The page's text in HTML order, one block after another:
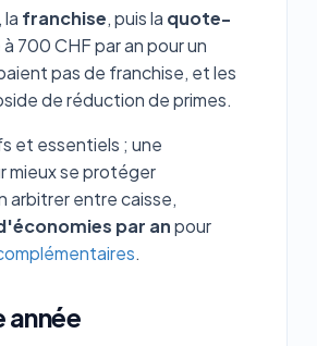
la franchise, puis la quote-
700 CHF par an pour un
pas de franchise, et les
de réduction de primes.
et essentiels ; une
mieux se protéger
arbitrer entre caisse,
par anpour
.